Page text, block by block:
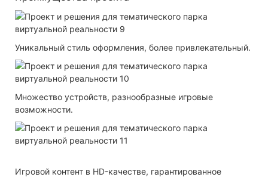
Уникальный стиль оформления, более привлекательный.
Множество устройств, разнообразные игровые
возможности.
Игровой контент в HD-качестве, гарантированное